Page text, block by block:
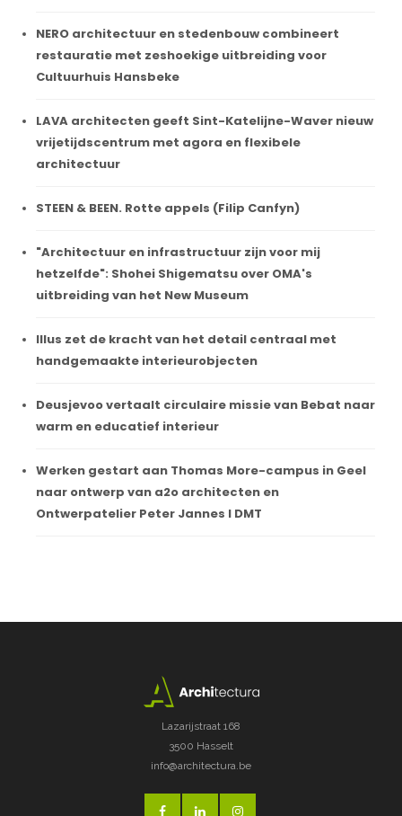
NERO architectuur en stedenbouw combineert
restauratie met zeshoekige uitbreiding voor
Cultuurhuis Hansbeke
LAVA architecten geeft Sint-Katelijne-Waver nieuw
vrijetijdscentrum met agora en flexibele
architectuur
STEEN & BEEN. Rotte appels (Filip Canfyn)
"Architectuur en infrastructuur zijn voor mij
hetzelfde": Shohei Shigematsu over OMA's
uitbreiding van het New Museum
Illus zet de kracht van het detail centraal met
handgemaakte interieurobjecten
Deusjevoo vertaalt circulaire missie van Bebat naar
warm en educatief interieur
Werken gestart aan Thomas More-campus in Geel
naar ontwerp van a2o architecten en
Ontwerpatelier Peter Jannes I DMT
Lazarijstraat 168
3500 Hasselt
info@architectura.be